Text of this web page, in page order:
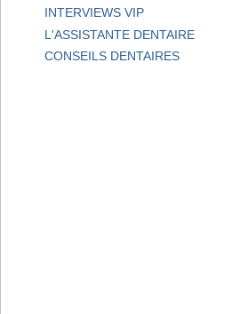
INTERVIEWS VIP
L'ASSISTANTE DENTAIRE
CONSEILS DENTAIRES